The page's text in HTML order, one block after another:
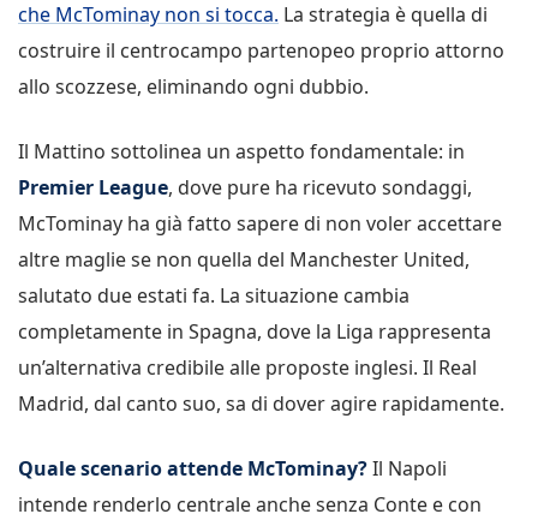
che McTominay non si tocca. La strategia è quella di
costruire il centrocampo partenopeo proprio attorno
allo scozzese, eliminando ogni dubbio.
Il Mattino sottolinea un aspetto fondamentale: in
Premier League, dove pure ha ricevuto sondaggi,
McTominay ha già fatto sapere di non voler accettare
altre maglie se non quella del Manchester United,
salutato due estati fa. La situazione cambia
completamente in Spagna, dove la Liga rappresenta
un’alternativa credibile alle proposte inglesi. Il Real
Madrid, dal canto suo, sa di dover agire rapidamente.
Quale scenario attende McTominay?Il Napoli
intende renderlo centrale anche senza Conte e con